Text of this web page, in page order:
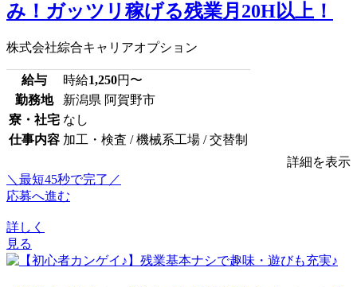
み！ガッツリ稼げる残業月20H以上！
株式会社綜合キャリアオプション
給与 時給1,250円〜
勤務地
新潟県 阿賀野市
寮・社宅 なし
仕事内容 加工・検査 / 機械系工場 / 交替制
詳細を表示
＼最短45秒で完了／
応募へ進む
詳しく
見る